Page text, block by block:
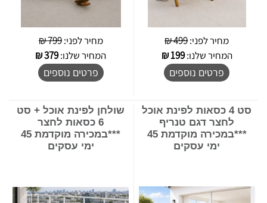
מחיר לפני:499 ₪
המחיר שלנו:199
₪
פרטים נוספים
מחיר לפני:799 ₪
המחיר שלנו:379
₪
פרטים נוספים
סט 4 כסאות לפינת אוכל
לחצר דגם טנריף
***במכירה מוקדמת 45
ימי עסקים
שולחן לפינת אוכל + סט
6 כסאות לחצר
***במכירה מוקדמת 45
ימי עסקים